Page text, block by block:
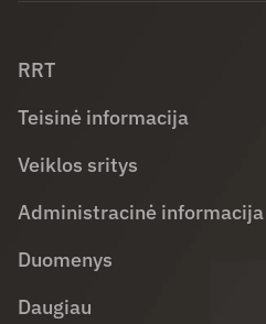
RRT
Teisinė informacija
Veiklos sritys
Administracinė informacija
Duomenys
Daugiau